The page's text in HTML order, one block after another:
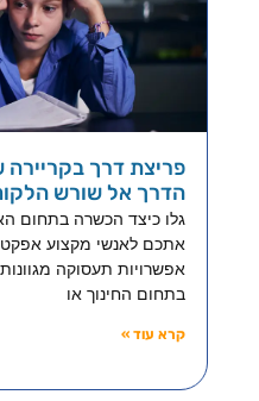
פריצת דרך
הדרך אל שורש
גלו כיצד הכשרה בתחום
אתכם לאנשי מקצוע
אפשרויות תעסוקה
בתחום החינוך או
קרא עוד »